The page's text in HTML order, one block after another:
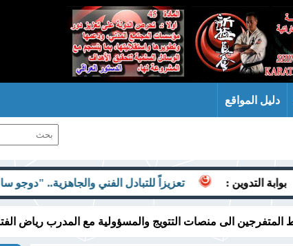
دليل المواقع
تعزيزاً للتبادل الفني والجاهزية.. "دوجو ساموراي شن"
الى منصات التتويج والمسؤولية مع المدرب رياض